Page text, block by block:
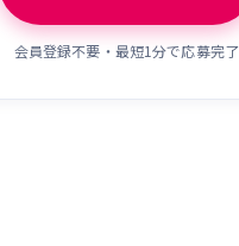
会員登録不要・最短1分で応募完了